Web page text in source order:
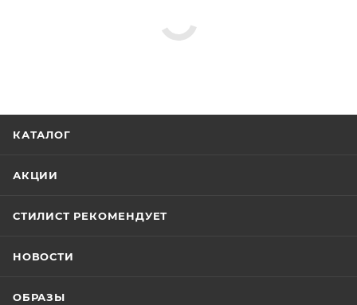
КАТАЛОГ
АКЦИИ
СТИЛИСТ РЕКОМЕНДУЕТ
НОВОСТИ
ОБРАЗЫ